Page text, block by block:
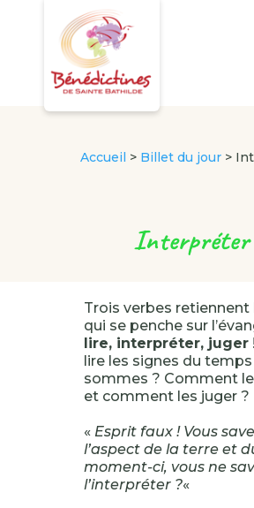
Accueil > Billet du jour >
Trois verbes retiennent
qui se penche sur
lire, interpréter, juger
lire les signes du
sommes ? Comment
et comment les juger ?
« Esprit faux ! Vous
l’aspect de la terre et
moment-ci, vous ne
l’interpréter ?«